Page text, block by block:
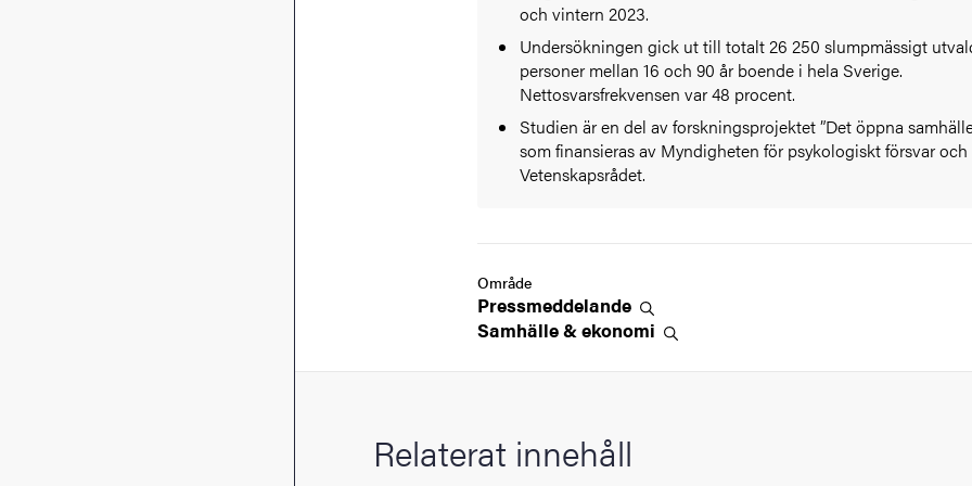
och vintern 2023.
Undersökningen gick ut till totalt 26 250 slumpmässigt
personer mellan 16 och 90 år boende i hela Sverige.
Nettosvarsfrekvensen var 48 procent.
Studien är en del av forskningsprojektet ”Det öppna
som finansieras av Myndigheten för psykologiskt försvar och
Vetenskapsrådet.
Område
Pressmeddelande
Samhälle &ekonomi
Relaterat innehåll